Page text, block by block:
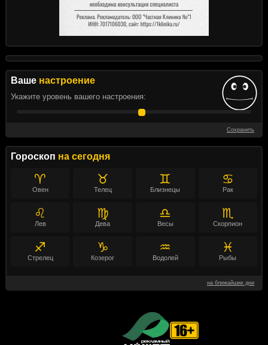
Ваше настроение
Укажите уровень вашего настроения:
Сохранить
Гороскоп на сегодня
♈
Овен
♉
Телец
♊
Близнецы
♋
Рак
♌
Лев
♍
Дева
♎
Весы
♏
Скорпион
♐
Стрелец
♑
Козерог
♒
Водолей
♓
Рыбы
на ближайшие дни